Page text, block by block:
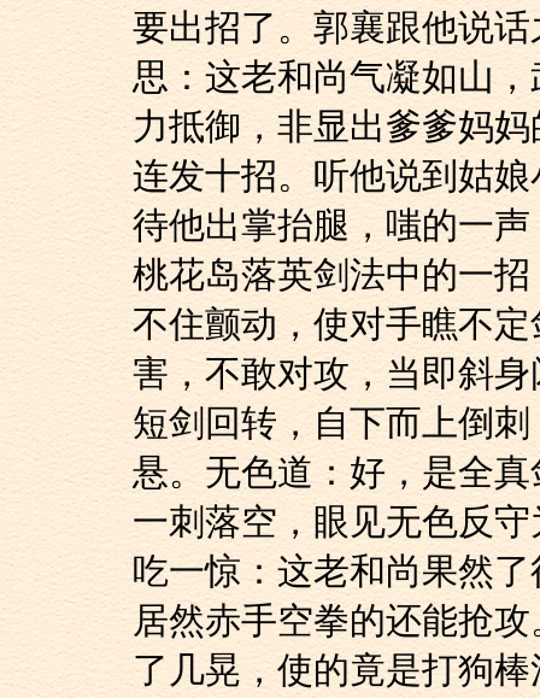
要出招了。郭襄跟他说
思：这老和尚气凝如山
力抵御，非显出爹爹妈
连发十招。听他说到姑
待他出掌抬腿，嗤的一
桃花岛落英剑法中的一
不住颤动，使对手瞧不
害，不敢对攻，当即斜
短剑回转，自下而上倒
悬。无色道：好，是全
一刺落空，眼见无色反
吃一惊：这老和尚果然
居然赤手空拳的还能抢
了几晃，使的竟是打狗